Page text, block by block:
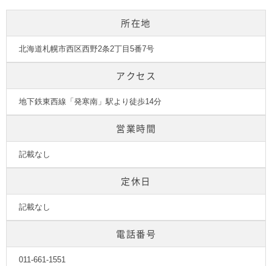
所在地
北海道札幌市西区西野2条2丁目5番7号
アクセス
地下鉄東西線「発寒南」駅より徒歩14分
営業時間
記載なし
定休日
記載なし
電話番号
011-661-1551